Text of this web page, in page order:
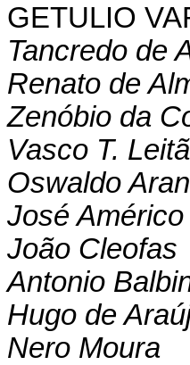
GETULIO
Tancredo de
Renato de
Zenóbio da
Vasco T.
Oswaldo
José Américo
João Cleofas
Antonio
Hugo de
Nero Moura